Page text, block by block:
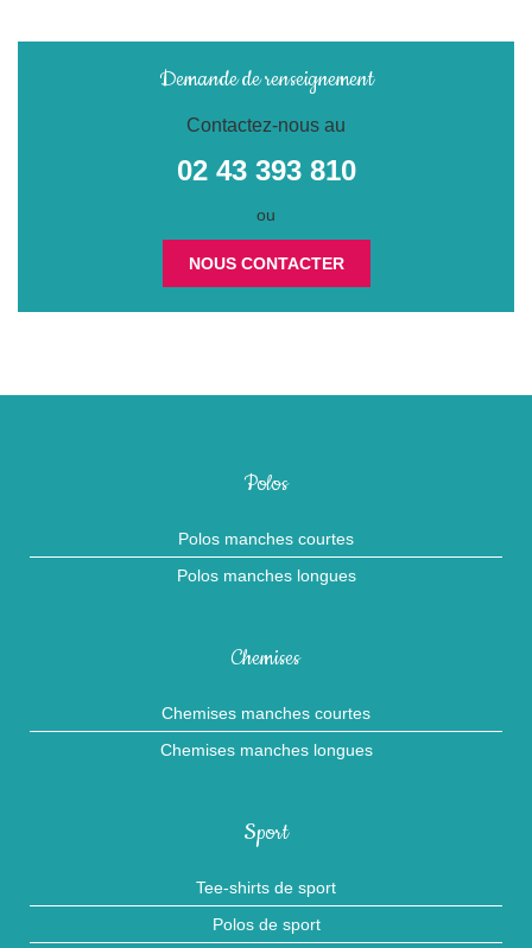
Demande de renseignement
Contactez-nous au
02 43 393 810
ou
NOUS CONTACTER
Polos
Polos manches courtes
Polos manches longues
Chemises
Chemises manches courtes
Chemises manches longues
Sport
Tee-shirts de sport
Polos de sport